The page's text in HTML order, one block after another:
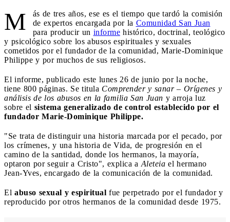
M
ás de tres años, ese es el tiempo que tardó la comisión
de expertos encargada por la Comunidad San Juan
para producir un informe histórico, doctrinal, teológico
y psicológico sobre los abusos espirituales y sexuales
cometidos por el fundador de la comunidad, Marie-Dominique
Philippe y por muchos de sus religiosos.
El informe, publicado este lunes 26 de junio por la noche,
tiene 800 páginas. Se titula Comprender y sanar – Orígenes y
análisis de los abusos en la familia San Juan y arroja luz
sobre el sistema generalizado de control establecido por el
fundador Marie-Dominique Philippe.
"Se trata de distinguir una historia marcada por el pecado, por
los crímenes, y una historia de Vida, de progresión en el
camino de la santidad, donde los hermanos, la mayoría,
optaron por seguir a Cristo", explica a Aleteia el hermano
Jean-Yves, encargado de la comunicación de la comunidad.
El abuso sexual y espiritual fue perpetrado por el fundador y
reproducido por otros hermanos de la comunidad desde 1975.